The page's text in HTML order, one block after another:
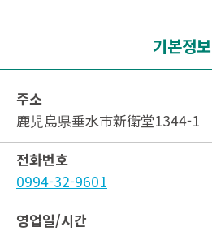
기본정보
주소
鹿児島県垂水市新衛堂1344-1
전화번호
0994-32-9601
영업일/시간